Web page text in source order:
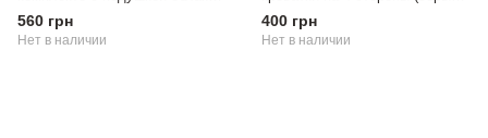
(серый)
560 грн
Нет в наличии
единорожками )
400 грн
Нет в наличии